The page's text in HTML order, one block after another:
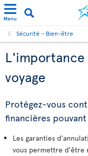
Menu
Sécurité - Bien-être
L'importance
voyage
Protégez-vous
financières
Les garanties
vous permettre d'être